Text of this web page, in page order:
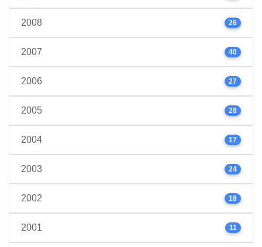
2008 26
2007 40
2006 27
2005 28
2004 17
2003 24
2002 18
2001 11